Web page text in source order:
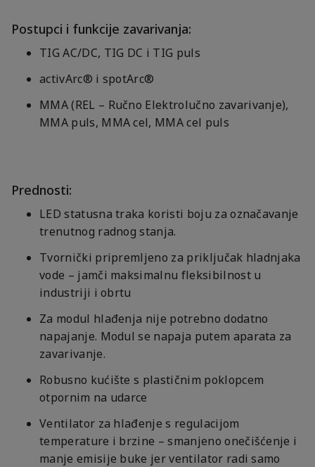
Postupci i funkcije zavarivanja:
TIG AC/DC, TIG DC i TIG puls
activArc® i spotArc®
MMA (REL – Ručno Elektrolučno zavarivanje),
MMA puls, MMA cel, MMA cel puls
Prednosti:
LED statusna traka koristi boju za označavanje
trenutnog radnog stanja.
Tvornički pripremljeno za priključak hladnjaka
vode – jamči maksimalnu fleksibilnost u
industriji i obrtu
Za modul hlađenja nije potrebno dodatno
napajanje. Modul se napaja putem aparata za
zavarivanje.
Robusno kućište s plastičnim poklopcem
otpornim na udarce
Ventilator za hlađenje s regulacijom
temperature i brzine – smanjeno onečišćenje i
manje emisije buke jer ventilator radi samo